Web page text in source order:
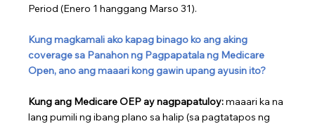
Period (Enero 1 hanggang Marso 31).
Kung magkamali ako kapag binago ko ang aking
coverage sa Panahon ng Pagpapatala ng Medicare
Open, ano ang maaari kong gawin upang ayusin ito?
Kung ang Medicare OEP ay nagpapatuloy: maaari ka na
lang pumili ng ibang plano sa halip (sa pagtatapos ng